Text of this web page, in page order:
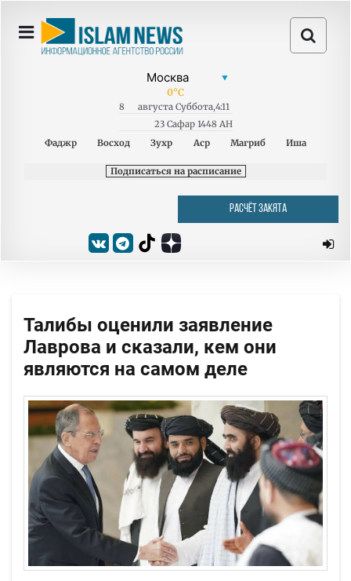
0°C
8 августа Суббота,4:11
23 Сафар 1448 AH
Фаджр
Восход Зухр Аср Магриб Иша
Подписаться на расписание
РАСЧЁТ ЗАКЯТА
Талибы оценили заявление
Лаврова и сказали, кем они
являются на самом деле